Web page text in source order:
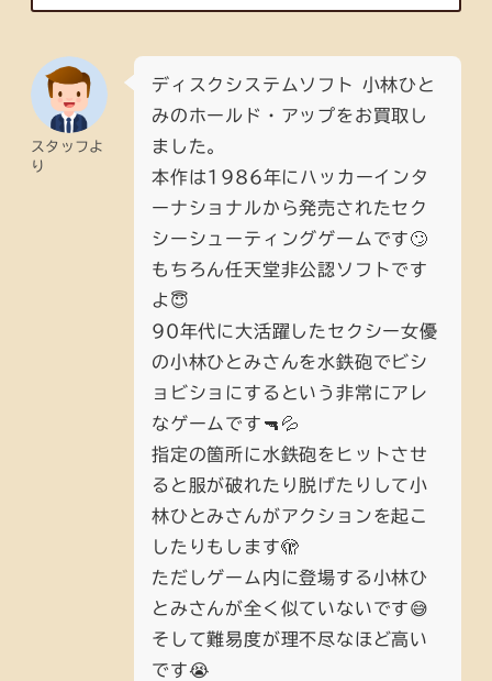
スタッフよ
り
ディスクシステムソフト 小林ひと
みのホールド・アップをお買取し
ました。
本作は1986年にハッカーインタ
ーナショナルから発売されたセク
シーシューティングゲームです🙄
もちろん任天堂非公認ソフトです
よ😇
90年代に大活躍したセクシー女優
の小林ひとみさんを水鉄砲でビシ
ョビショにするという非常にアレ
なゲームです🔫💦
指定の箇所に水鉄砲をヒットさせ
ると服が破れたり脱げたりして小
林ひとみさんがアクションを起こ
したりもします🫣
ただしゲーム内に登場する小林ひ
とみさんが全く似ていないです😅
そして難易度が理不尽なほど高い
です😭